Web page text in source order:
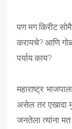
पण मग किरीट
करायचे? आणि
पर्याय काय?
महाराष्ट्र
असेल तर एखादा
जनतेला त्यांना